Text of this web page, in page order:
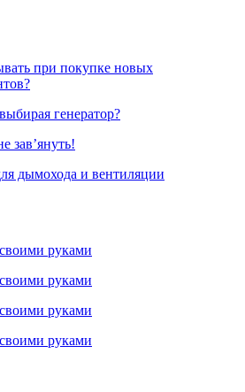
при покупке новых
генератор?
зав’януть!
дымохода и вентиляции
руками
руками
руками
руками